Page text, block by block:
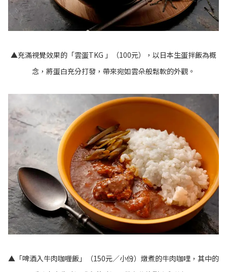
▲充滿視覺效果的「雲蛋TKG 」（100元），以日本生蛋拌飯為概
念，將蛋白充分打發，帶來宛如雲朵般鬆軟的外觀。
▲「啤酒入牛肉咖喱飯」（150元／小份）燉煮的牛肉咖哩，其中的